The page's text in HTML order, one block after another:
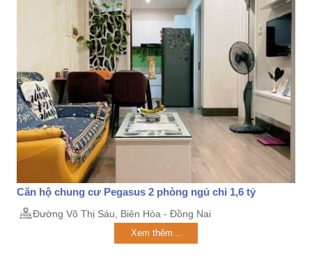
Căn hộ chung cư Pegasus 2 phòng ngủ chỉ 1,6 tỷ
Đường Võ Thị Sáu, Biên Hòa - Đồng Nai
Xem thêm...